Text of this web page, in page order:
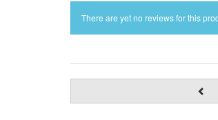
There are yet no reviews for this